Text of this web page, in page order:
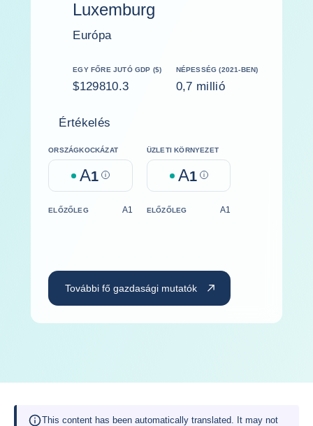
Luxemburg
Európa
EGY FŐRE JUTÓ GDP ($)
$129810.3
NÉPESSÉG (2021-BEN)
0,7 millió
Értékelés
ORSZÁGKOCKÁZAT
A1 Help
ÜZLETI KÖRNYEZET
A1 Help
ELŐZŐLEG A1 ELŐZŐLEG A1
További fő gazdasági mutatók
This content has been automatically translated. It may not